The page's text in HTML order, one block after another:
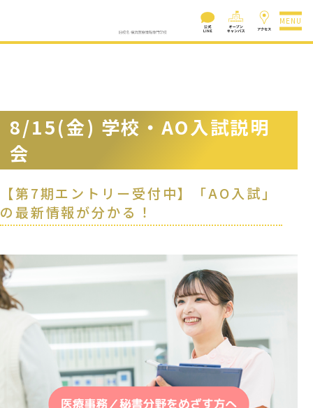
MENU
8/15(金) 学校・AO入試説明
会
【第7期エントリー受付中】「AO入試」
の最新情報が分かる！